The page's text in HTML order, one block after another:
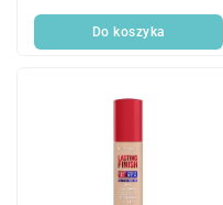
Do koszyka